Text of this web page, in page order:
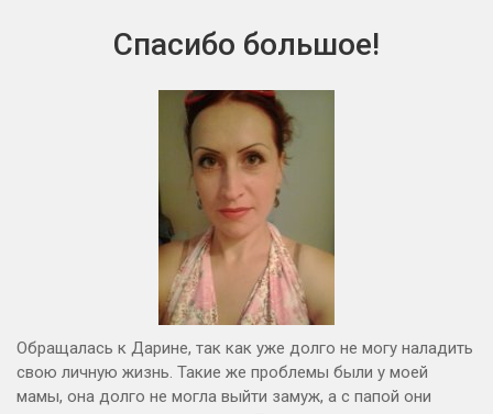
Спасибо большое!
Обращалась к Дарине, так как уже долго не могу наладить
свою личную жизнь. Такие же проблемы были у моей
мамы, она долго не могла выйти замуж, а с папой они